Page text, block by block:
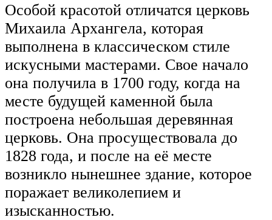
Особой красотой отличатся церковь
Михаила Архангела, которая
выполнена в классическом стиле
искусными мастерами. Свое начало
она получила в 1700 году, когда на
месте будущей каменной была
построена небольшая деревянная
церковь. Она просуществовала до
1828 года, и после на её месте
возникло нынешнее здание, которое
поражает великолепием и
изысканностью.